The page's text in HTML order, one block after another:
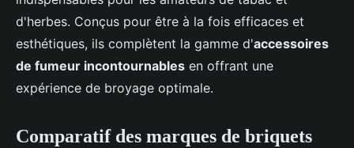
d'herbes. Conçus pour être à la fois efficaces et
esthétiques, ils complètent la gamme d'accessoires
de fumeur incontournables en offrant une
expérience de broyage optimale.
Comparatif des marques de briquets